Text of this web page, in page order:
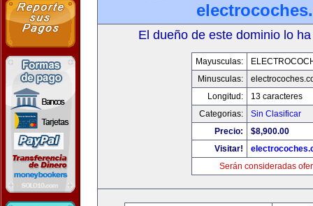
El dueño de este dominio lo
Mayusculas:
Minusculas:
Longitud:
13 caracteres
Categorias:
Sin Clasificar
Precio:
$8,900.00
Visitar!
Serán consideradas